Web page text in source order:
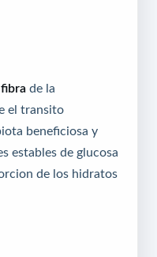
fibra de la
el transito
beneficiosa y
estables de glucosa
de los hidratos